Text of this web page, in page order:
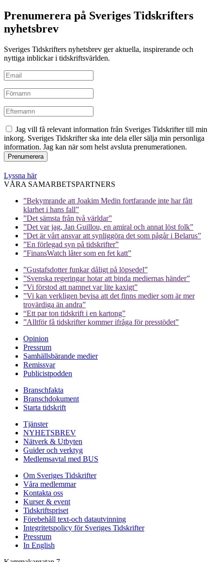
Prenumerera på Sveriges Tidskrifters
nyhetsbrev
Sveriges Tidskrifters nyhetsbrev ger aktuella, inspirerande och
nyttiga inblickar i tidskriftsvärlden.
Jag vill få relevant information från Sveriges Tidskrifter till min
inkorg. Sveriges Tidskrifter ska inte dela eller sälja min personliga
information. Jag kan när som helst avsluta prenumerationen.
Lyssna här
VÅRA SAMARBETSPARTNERS
”Bekymrande att Joakim Medin fortfarande inte har fått
klarhet i hans fall”
”Det sämsta från två världar”
”Det var jag, Jan Guillou, en amiral och annat löst folk”
”Det är vårt ansvar att synliggöra det som pågår i Belarus”
”En förlegad syn på tidskrifter”
”FinansWatch låter som en fet katt”
”Gustafsdotter funkar dåligt på löpsedel”
”Svenska regeringar hotar att binda mediernas händer”
”Vi förstod att namnet var lite kaxigt”
”Vi kan verkligen bevisa att det finns medier som är mer
trovärdiga än andra”
“Ett par ton tidskrift i en kartong”
”Alltför få tidskrifter kommer ifråga för presstödet”
Opinion
Pressrum
Samhällsbärande medier
Remissvar
Publicistpodden
Branschfakta
Branschdokument
Starta tidskrift
Tjänster
NYHETSBREV
Nätverk & Utbyten
Guider och verktyg
Medlemsavtal med BUS
Om Sveriges Tidskrifter
Våra medlemmar
Kontakta oss
Kurser & event
Tidskriftspriset
Förebehåll text-och datautvinning
Integritetspolicy för Sveriges Tidskrifter
Pressrum
In English